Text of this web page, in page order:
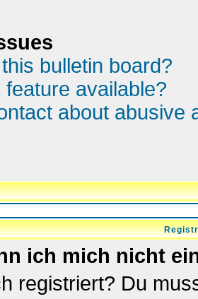
bulletin board?
available?
about abusive
ich mich nicht
registriert? Du